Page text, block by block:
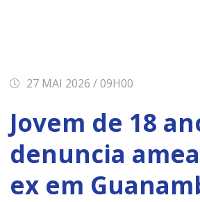
27 MAI 2026 / 09H00
Jovem de 18
denuncia
ex em